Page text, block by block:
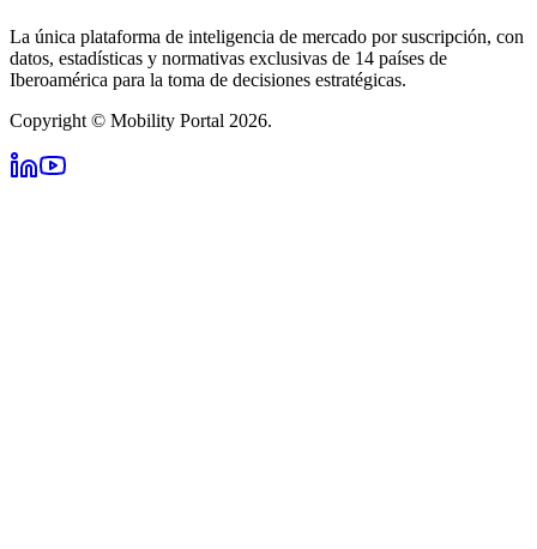
La única plataforma de inteligencia de mercado por suscripción, con
datos, estadísticas y normativas exclusivas de 14 países de
Iberoamérica para la toma de decisiones estratégicas.
Copyright © Mobility Portal 2026.